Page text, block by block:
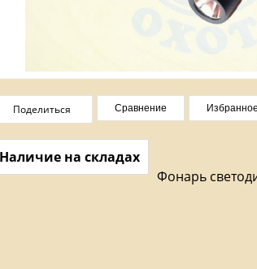
Поделиться Сравнение Избранное
Наличие на складах
Фонарь